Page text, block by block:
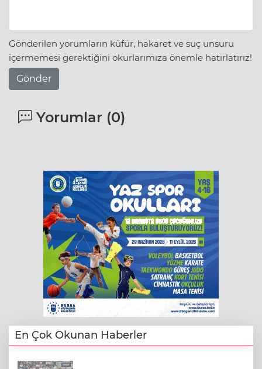
Gönderilen yorumların küfür, hakaret ve suç unsuru
içermemesi gerektiğini okurlarımıza önemle hatırlatırız!
Gönder
Yorumlar (0)
En Çok Okunan Haberler